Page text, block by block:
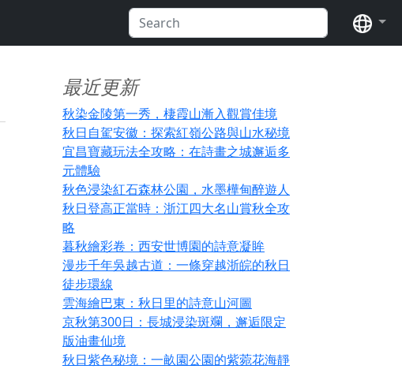
语
最近更新
秋染金陵第一秀，棲霞山漸入觀賞佳境
秋日自駕安徽：探索紅嶺公路與山水秘境
宜昌寶藏玩法全攻略：在詩畫之城邂逅多
元體驗
秋色浸染紅石森林公園，水墨樺甸醉遊人
秋日登高正當時：浙江四大名山賞秋全攻
略
暮秋繪彩卷：西安世博園的詩意凝眸
漫步千年吳越古道：一條穿越浙皖的秋日
徒步環線
雲海繪巴東：秋日里的詩意山河圖
京秋第300日：長城浸染斑斕，邂逅限定
版油畫仙境
秋日紫色秘境：一畝園公園的紫菀花海靜